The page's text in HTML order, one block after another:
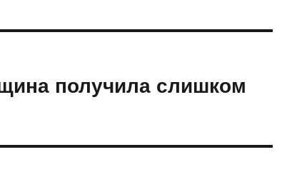
получила слишком